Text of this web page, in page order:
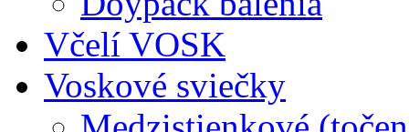
Včelí VOSK
Voskové sviečky